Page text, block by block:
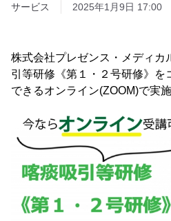
サービス
2025年1月9日 17:00
株式会社プレゼンス・メディカ
引等研修《第１・２号研修》を
できるオンライン(ZOOM)で実施